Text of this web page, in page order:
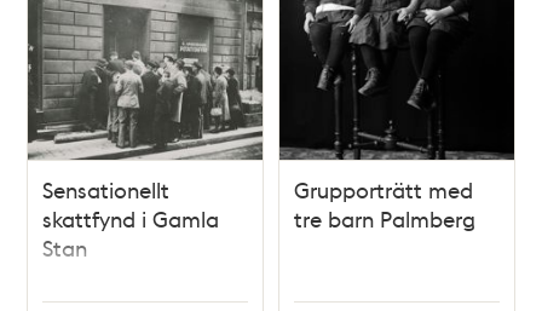
Sensationellt
skattfynd i Gamla
Stan
Grupporträtt med
tre barn Palmberg